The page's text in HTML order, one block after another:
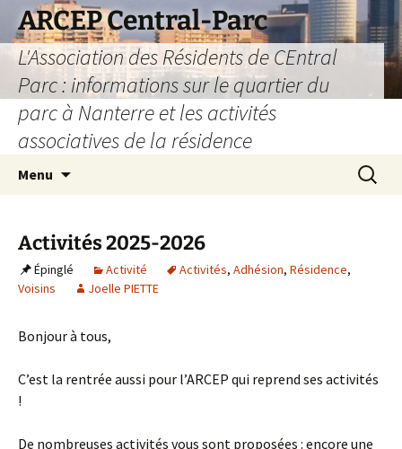
Aller
contenu
ARCEP Central-Parc
L'Association des Résidents de CEntral
Parc : informations sur le quartier du
parc à Nanterre et les activités
associatives de la résidence
Menu
Activités 2025-2026
Épinglé Activité Activités, Adhésion, Résidence,
Voisins
Joelle PIETTE
Bonjour à tous,
C’est la rentrée aussi pour l’ARCEP qui reprend ses activités
!
De nombreuses activités vous sont proposées : encore une